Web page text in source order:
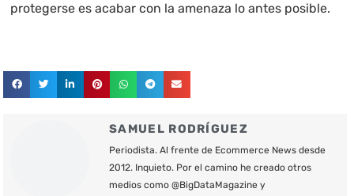
protegerse es acabar con la amenaza lo antes posible.
SAMUEL RODRÍGUEZ
Periodista. Al frente de Ecommerce News desde
2012. Inquieto. Por el camino he creado otros
medios como @BigDataMagazine y